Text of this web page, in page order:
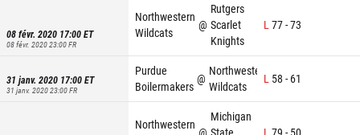
08 févr. 2020 17:00ET
08 févr. 2020 23:00FR
Northwestern
Wildcats
@
Rutgers
Scarlet
Knights
L77-73
31 janv. 2020 17:00ET
31 janv. 2020 23:00FR
Purdue
Boilermakers
@
Northwestern
Wildcats
L 58 - 61
Northwestern
Michigan